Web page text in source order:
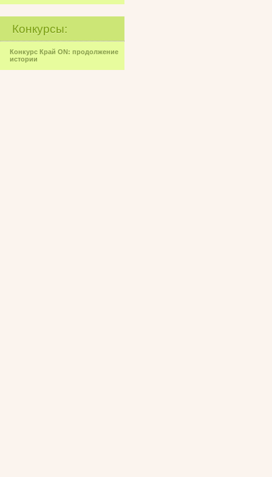
Конкурсы:
Конкурс Край ON: продолжение
истории